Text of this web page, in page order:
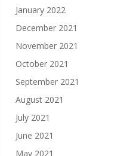
January 2022
December 2021
November 2021
October 2021
September 2021
August 2021
July 2021
June 2021
May 2021